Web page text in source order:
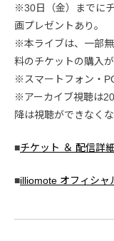
※30日（金）までに
画プレゼントあり。
※本ライブは、一部
料のチケットの購入が
※スマートフォン・
※アーカイブ視聴は
降は視聴ができなくな
■チケット ＆ 配信詳
■illiomote オフィシャ